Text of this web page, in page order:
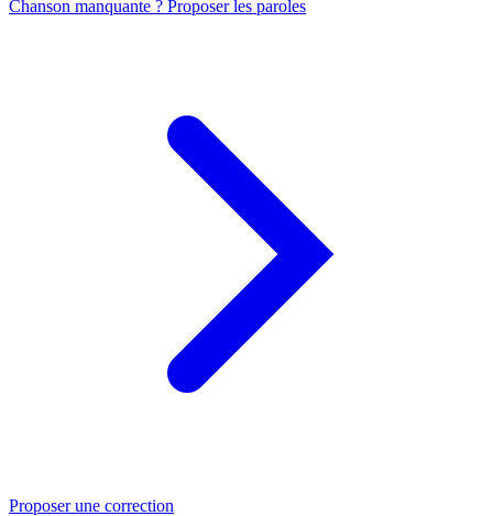
Chanson manquante ? Proposer les paroles
Proposer une correction